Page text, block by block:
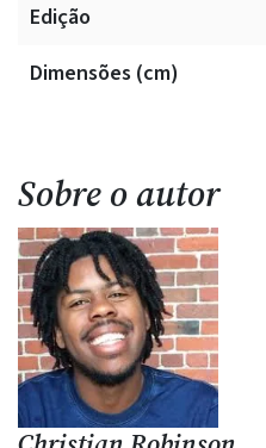
Edição
Dimensões (cm)
Sobre o autor